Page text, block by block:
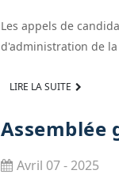
Les appels de
d'administration de la
LIRE LA SUITE
Assemblée
Avril 07 - 2025